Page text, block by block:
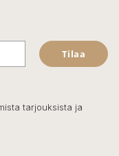
Tilaa
tarjouksista ja